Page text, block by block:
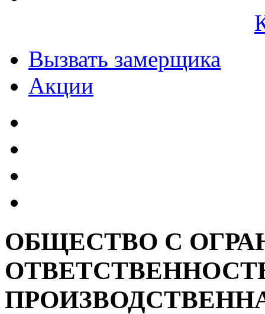
Вызвать замерщика
Акции
ОБЩЕСТВО С